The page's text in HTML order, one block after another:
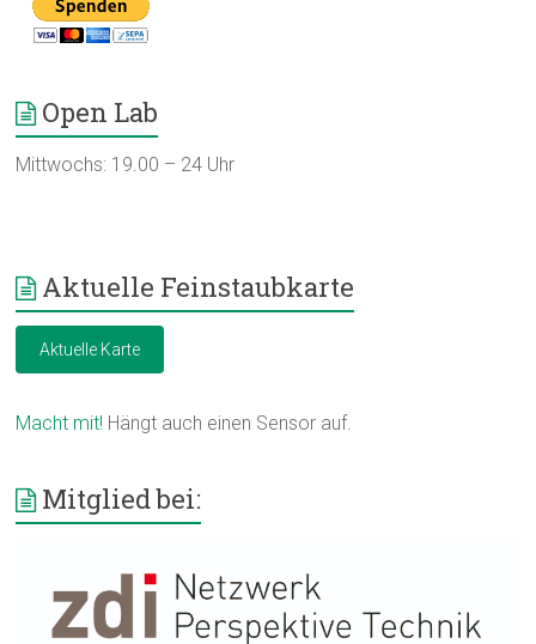
Open Lab
Mittwochs: 19.00 – 24 Uhr
Aktuelle Feinstaubkarte
Aktuelle Karte
Macht mit! Hängt auch einen Sensor auf.
Mitglied bei: